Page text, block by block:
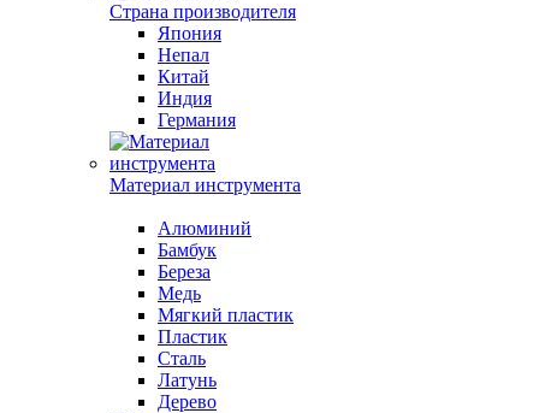
Страна производителя
Япония
Непал
Китай
Индия
Германия
Материал инструмента
Алюминий
Бамбук
Береза
Медь
Мягкий пластик
Пластик
Сталь
Латунь
Дерево